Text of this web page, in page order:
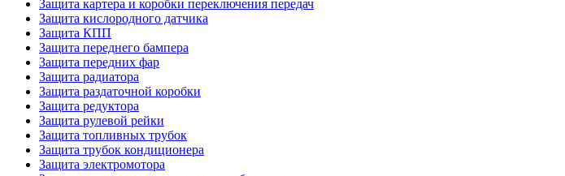
Защита картера и коробки переключения передач
Защита кислородного датчика
Защита КПП
Защита переднего бампера
Защита передних фар
Защита радиатора
Защита раздаточной коробки
Защита редуктора
Защита рулевой рейки
Защита топливных трубок
Защита трубок кондиционера
Защита электромотора